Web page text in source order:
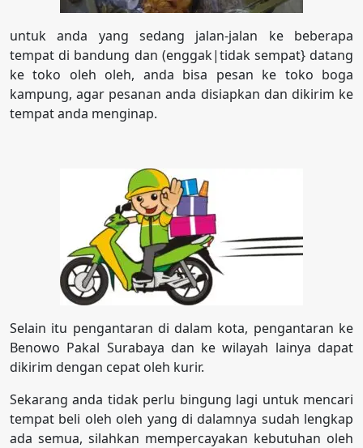
untuk anda yang sedang jalan-jalan ke beberapa
tempat di bandung dan (enggak|tidak sempat} datang
ke toko oleh oleh, anda bisa pesan ke toko boga
kampung, agar pesanan anda disiapkan dan dikirim ke
tempat anda menginap.
Selain itu pengantaran di dalam kota, pengantaran ke
Benowo Pakal Surabaya dan ke wilayah lainya dapat
dikirim dengan cepat oleh kurir.
Sekarang anda tidak perlu bingung lagi untuk mencari
tempat beli oleh oleh yang di dalamnya sudah lengkap
ada semua, silahkan mempercayakan kebutuhan oleh